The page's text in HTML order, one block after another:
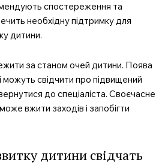
спостереження та
необхідну підтримку для
дитини.
за станом очей дитини. Поява
можуть свідчити про підвищений
до спеціаліста. Своєчасне
вжити заходів і запобігти
дитини свідчать